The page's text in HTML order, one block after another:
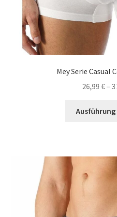
Mey Serie Casual
26,99 €–
Ausführung